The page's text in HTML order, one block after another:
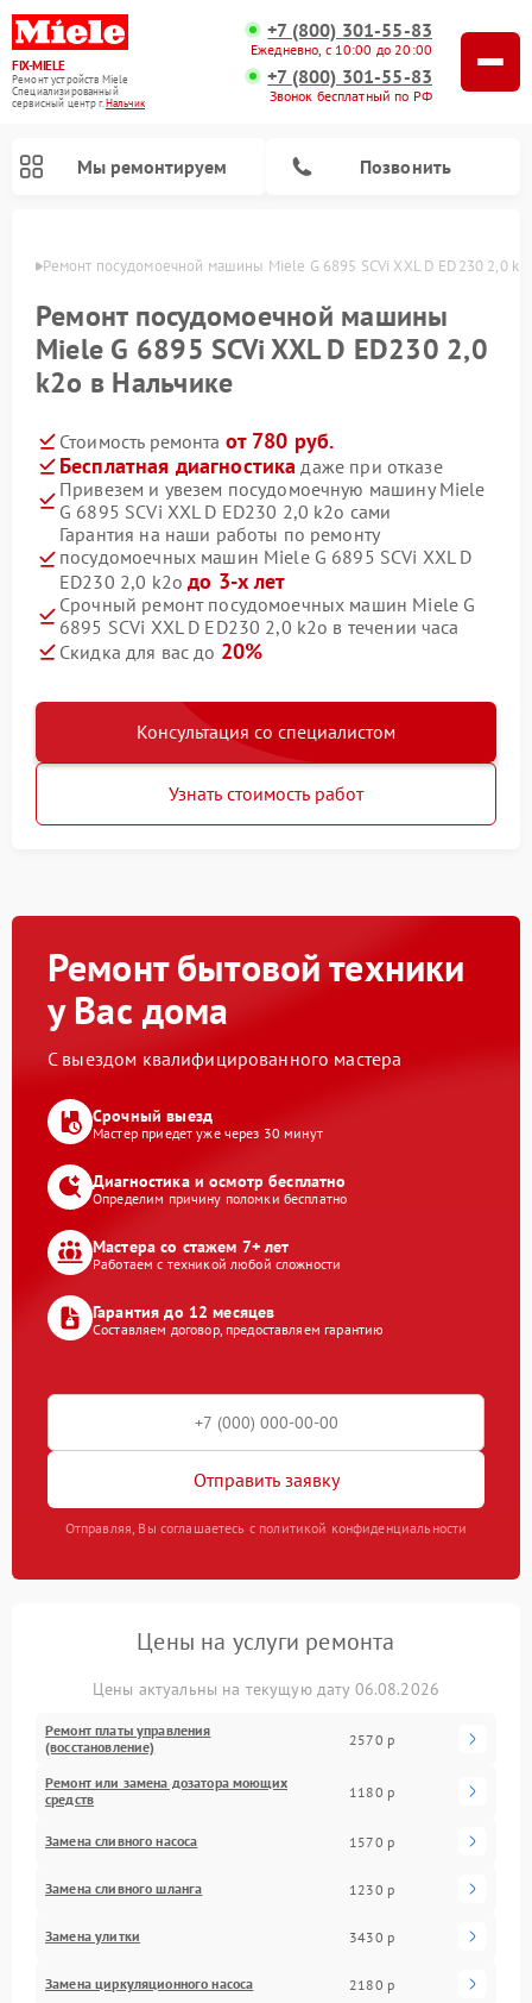
FIX-MIELE
Ремонт устройств Miele
Специализированный
cервисный центр г.Нальчик
+7 (800) 301-55-83
Ежедневно, с 10:00 до 20:00
+7 (800) 301-55-83
Звонок бесплатный по РФ
Мы ремонтируем Позвонить
Ремонт посудомоечной машины Miele G 6895 SCVi XXL D ED230 2,0
Ремонт посудомоечной машины
Miele G 6895 SCVi XXL D ED230 2,0
k2o в Нальчике
Стоимость ремонта от 780 руб.
Бесплатная диагностика даже при отказе
Привезем и увезем посудомоечную машину Miele
G 6895 SCVi XXL D ED230 2,0 k2o сами
Гарантия на наши работы по ремонту
посудомоечных машин Miele G 6895 SCVi XXL D
ED230 2,0 k2oдо 3-х лет
Срочный ремонт посудомоечных машин Miele G
6895 SCVi XXL D ED230 2,0 k2o в течении часа
Скидка для вас до 20%
Консультация со специалистом
Узнать стоимость работ
Ремонт бытовой техники
у Вас дома
С выездом квалифицированного мастера
Срочный выезд
Мастер приедет уже через 30 минут
Диагностика и осмотр бесплатно
Определим причину поломки бесплатно
Мастера со стажем 7+ лет
Работаем с техникой любой сложности
Гарантия до 12 месяцев
Составляем договор, предоставляем гарантию
Отправить заявку
Отправляя, Вы соглашаетесь с политикой конфиденциальности
Цены на услуги ремонта
Цены актуальны на текущую дату 06.08.2026
Ремонт платы управления
(восстановление)
2570 р
Ремонт или замена дозатора моющих
средств
1180 р
Замена сливного насоса 1570 р
Замена сливного шланга 1230 р
Замена улитки 3430 р
Замена циркуляционного насоса 2180 р